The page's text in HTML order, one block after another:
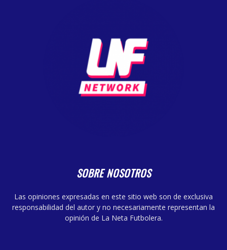
SOBRE NOSOTROS
Las opiniones expresadas en este sitio web son de exclusiva
responsabilidad del autor y no necesariamente representan la
opinión de La Neta Futbolera.